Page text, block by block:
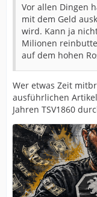
Vor allen Dingen
mit dem Geld
wird. Kann ja
Milionen
auf dem hohen
Wer etwas Zeit
ausführlichen
Jahren TSV1860